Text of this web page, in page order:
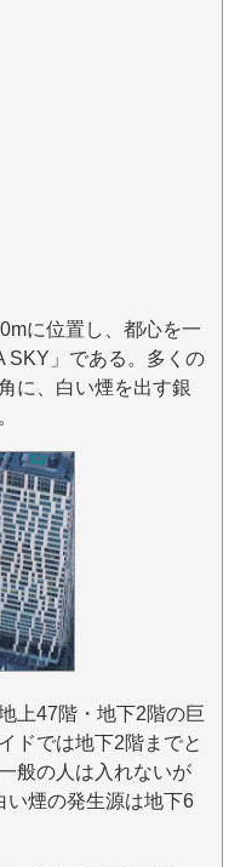
に位置し、都心を一
SKY」である。多くの
に、白い煙を出す銀
上47階・地下2階の巨
ドでは地下2階までと
般の人は入れないが
い煙の発生源は地下6